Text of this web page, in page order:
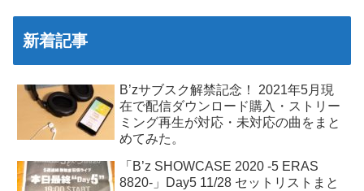
新着記事
B’zサブスク解禁記念！ 2021年5月現
在で配信ダウンロード購入・ストリー
ミング再生が対応・未対応の曲をまと
めてみた。
「B’z SHOWCASE 2020 -5 ERAS
8820-」Day5 11/28 セットリストまと